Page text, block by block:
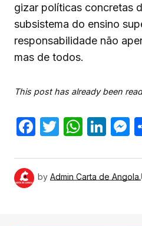
gizar políticas concretas
subsistema do ensino
responsabilidade não
mas de todos.
This post has already been
Facebook
Twitter
by Admin Carta de Angola.